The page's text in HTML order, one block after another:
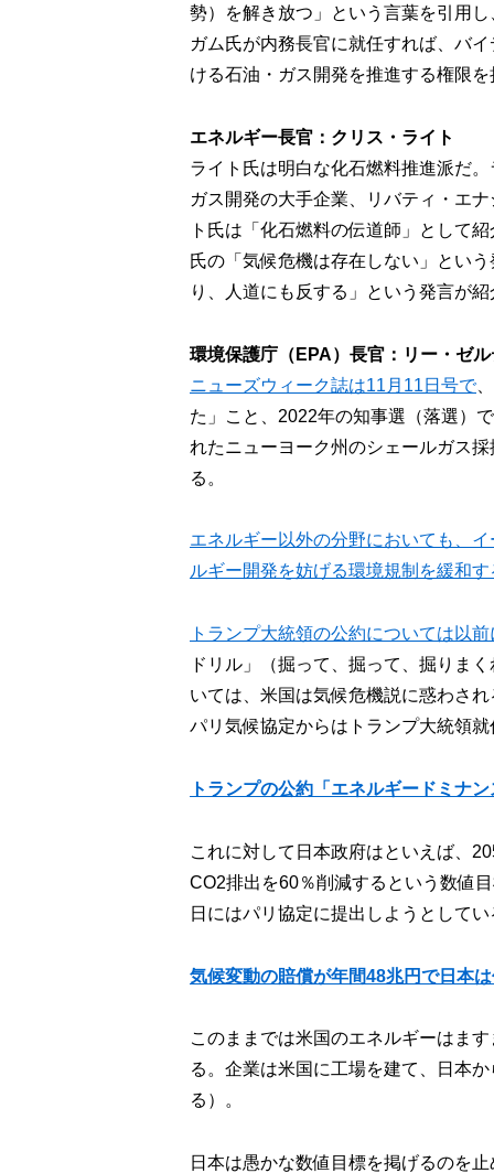
勢）を解き放つ」という言葉を引用
ガム氏が内務長官に就任すれば、バ
ける石油・ガス開発を推進する権限
エネルギー長官：クリス・ライト
ライト氏は明白な化石燃料推進派だ
ガス開発の大手企業、リバティ・エ
ト氏は「化石燃料の伝道師」として
氏の「気候危機は存在しない」とい
り、人道にも反する」という発言が
環境保護庁（EPA）長官：リー・ゼ
ニューズウィーク誌は11月11日号で
た」こと、2022年の知事選（落選）
れたニューヨーク州のシェールガス
る。
エネルギー以外の分野においても、
ルギー開発を妨げる環境規制を緩和
トランプ大統領の公約については以
ドリル」（掘って、掘って、掘りま
いては、米国は気候危機説に惑わさ
パリ気候協定からはトランプ大統領
トランプの公約「エネルギードミナ
これに対して日本政府はといえば、
CO2排出を60％削減するという数値
日にはパリ協定に提出しようとしてい
気候変動の賠償が年間48兆円で日本
このままでは米国のエネルギーはま
る。企業は米国に工場を建て、日本
る）。
日本は愚かな数値目標を掲げるのを